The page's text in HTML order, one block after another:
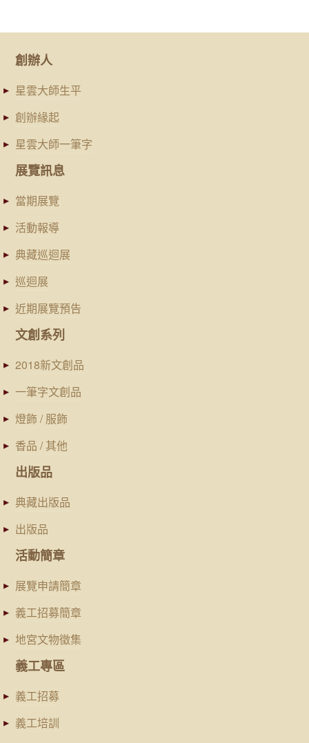
創辦人
星雲大師生平
創辦緣起
星雲大師一筆字
展覽訊息
當期展覽
活動報導
典藏巡迴展
巡迴展
近期展覽預告
文創系列
2018新文創品
一筆字文創品
燈飾 / 服飾
香品 / 其他
出版品
典藏出版品
出版品
活動簡章
展覽申請簡章
義工招募簡章
地宮文物徵集
義工專區
義工招募
義工培訓